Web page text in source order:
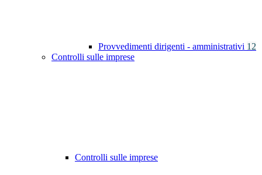
Provvedimenti dirigenti - amministrativi 12
Controlli sulle imprese
Controlli sulle imprese